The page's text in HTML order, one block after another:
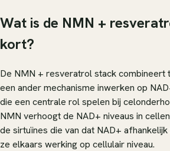
Wat is de NMN +
kort?
De NMN + resveratrol stack combineert
een ander mechanisme inwerken op
die een centrale rol spelen bij
NMN verhoogt de NAD+ niveaus in
de sirtuïnes die van dat NAD+
ze elkaars werking op cellulair niveau.